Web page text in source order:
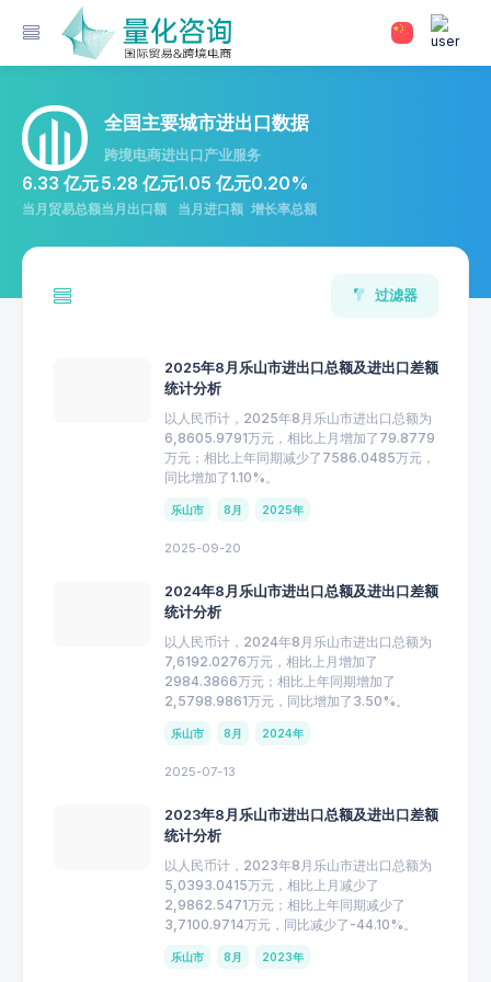
全国主要城市进出口数据
跨境电商进出口产业服务
6.33 亿元
当月贸易总额
5.28 亿元
当月出口额
1.05 亿元
当月进口额
0.20%
增长率总额
过滤器
2025年8月乐山市进出口总额及进出口差额
统计分析
以人民币计，2025年8月乐山市进出口总额为
6,8605.9791万元，相比上月增加了79.8779
万元；相比上年同期减少了7586.0485万元，
同比增加了1.10%。
乐山市 8月 2025年
2025-09-20
2024年8月乐山市进出口总额及进出口差额
统计分析
以人民币计，2024年8月乐山市进出口总额为
7,6192.0276万元，相比上月增加了
2984.3866万元；相比上年同期增加了
2,5798.9861万元，同比增加了3.50%。
乐山市 8月 2024年
2025-07-13
2023年8月乐山市进出口总额及进出口差额
统计分析
以人民币计，2023年8月乐山市进出口总额为
5,0393.0415万元，相比上月减少了
2,9862.5471万元；相比上年同期减少了
3,7100.9714万元，同比减少了-44.10%。
乐山市 8月 2023年